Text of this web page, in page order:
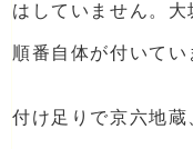
はしていません。
順番自体が付いてい
付け足りで京六地蔵